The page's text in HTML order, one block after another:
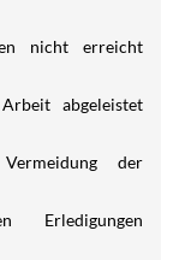
nicht erreicht
abgeleistet
der
Erledigungen